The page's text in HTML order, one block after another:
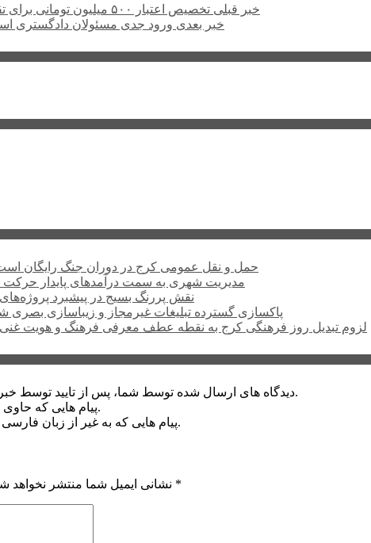
خبر قبلی تخصیص اعتبار ۵۰۰ میلیون تومانی برای تقویت زیرساخت های دانشگاه پیام نور البرز
خبر بعدی ورود جدی مسئولان دادگستری
حمل و نقل عمومی کرج در دوران جنگ رایگان
مدیریت شهری به سمت درآمدهای پایدار حرکت
نقش پررنگ بسیج در پیشبرد
پاکسازی گسترده تبلیغات غیرمجاز و زیباسازی بصری
لزوم تبدیل روز فرهنگی کرج به نقطه عطف معرفی فرهنگ و هویت
دیدگاه های ارسال شده توسط شما، پس از تایید توسط خبرگزاری الف در وب منتشر خواهد شد.
پیام هایی که حاوی تهمت یا افترا باشد منتشر نخواهد شد.
پیام هایی که به غیر از زبان فارسی یا غیر مرتبط باشد منتشر نخواهد شد.
نشانی ایمیل شما منتشر نخواهد *